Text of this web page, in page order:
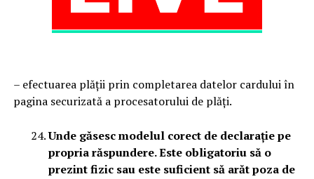
– efectuarea plății prin completarea datelor cardului în
pagina securizată a procesatorului de plăți.
Unde găsesc modelul corect de declarație pe
propria răspundere. Este obligatoriu să o
prezint fizic sau este suficient să arăt poza de